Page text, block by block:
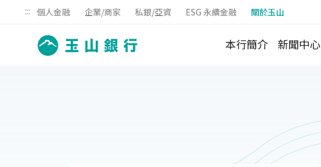
::: 個人金融 企業/商家 私銀/亞資 ESG 永續金融 關於玉山
本行簡介 新聞中心